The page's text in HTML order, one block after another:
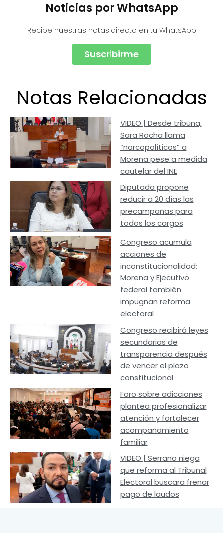
Noticias por WhatsApp
Recibe nuestras notas directo en tu WhatsApp
Suscribirme
Notas Relacionadas
VIDEO | Desde tribuna,
Sara Rocha llama
“narcopolíticos” a
Morena pese a medida
cautelar del INE
Diputada propone
reducir a 20 días las
precampañas para
todos los cargos
Congreso acumula
acciones de
inconstitucionalidad;
Morena y Ejecutivo
federal también
impugnan reforma
electoral
Congreso recibirá leyes
secundarias de
transparencia después
de vencer el plazo
constitucional
Foro sobre adicciones
plantea profesionalizar
atención y fortalecer
acompañamiento
familiar
VIDEO | Serrano niega
que reforma al Tribunal
Electoral buscara frenar
pago de laudos